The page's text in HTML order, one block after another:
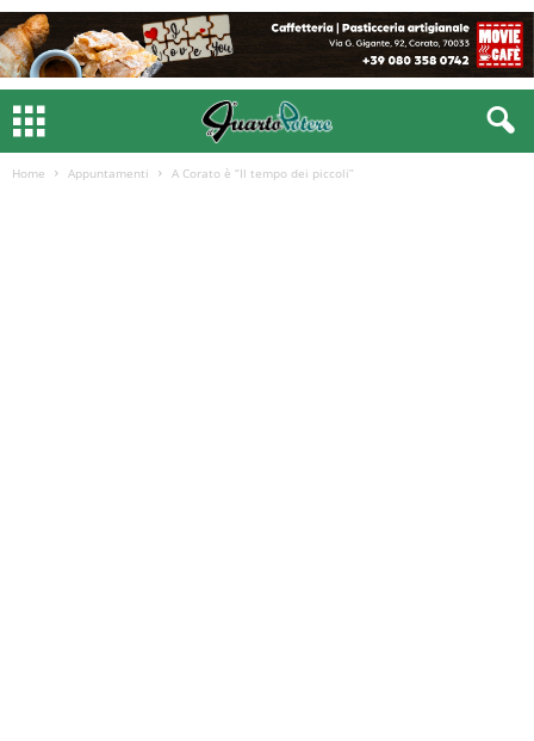
Home Appuntamenti A Corato è “Il tempo dei piccoli”